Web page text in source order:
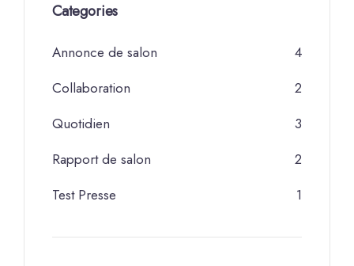
Categories
Annonce de salon
4
Collaboration
2
Quotidien
3
Rapport de salon
2
Test Presse
1